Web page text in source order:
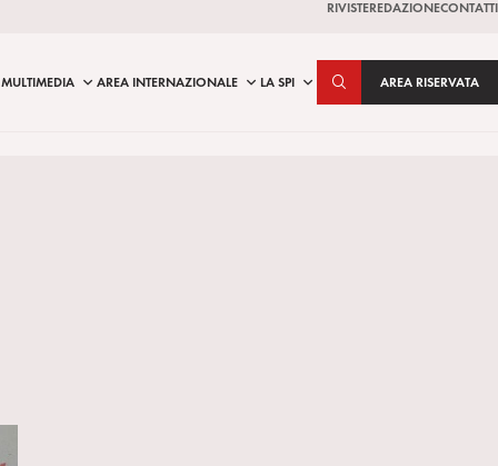
RIVISTEREDAZIONECONTATTI
MULTIMEDIA AREA INTERNAZIONALE LA SPI AREA RISERVATA